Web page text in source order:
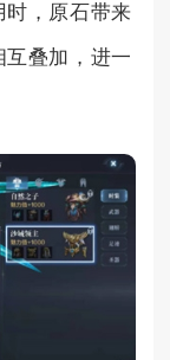
时，原石带来
叠加，进一